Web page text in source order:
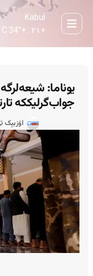
Kabul
+ ۲۱... +
34° C
یوناما:
جواب‌گرلیککه
اۉزبېک